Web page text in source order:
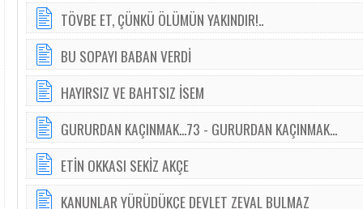
TÖVBE ET, ÇÜNKÜ ÖLÜMÜN YAKINDIR!..
BU SOPAYI BABAN VERDİ
HAYIRSIZ VE BAHTSIZ İSEM
GURURDAN KAÇINMAK...73 - GURURDAN KAÇINMAK...
ETİN OKKASI SEKİZ AKÇE
KANUNLAR YÜRÜDÜKÇE DEVLET ZEVAL BULMAZ